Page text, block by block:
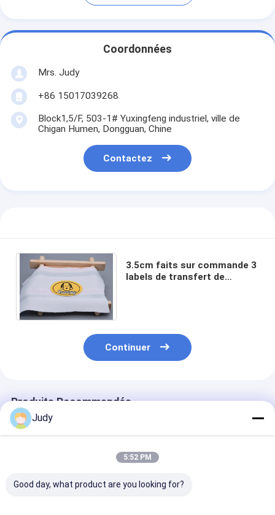
Coordonnées
Mrs. Judy
+86 15017039268
Block1,5/F, 503-1# Yuxingfeng industriel, ville de
Chigan Humen, Dongguan, Chine
Contactez
3.5cm faits sur commande 3
labels de transfert de
Continuer
Produits Recommandés
Judy
5:52 PM
Good day, what product are you looking for?